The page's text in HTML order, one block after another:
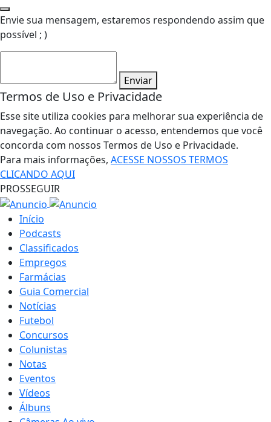
Envie sua mensagem, estaremos respondendo assim que
possível ; )
Enviar
Termos de Uso e Privacidade
Esse site utiliza cookies para melhorar sua experiência de
navegação. Ao continuar o acesso, entendemos que você
concorda com nossos Termos de Uso e Privacidade.
Para mais informações, ACESSE NOSSOS TERMOS
CLICANDO AQUI
PROSSEGUIR
Início
Podcasts
Classificados
Empregos
Farmácias
Guia Comercial
Notícias
Futebol
Concursos
Colunistas
Notas
Eventos
Vídeos
Álbuns